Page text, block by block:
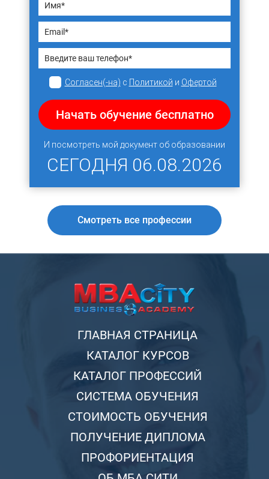
Согласен(-на) с Политикой и Офертой
Начать обучение бесплатно
И посмотреть мой документ об образовании
СЕГОДНЯ 06.08.2026
Смотреть все профессии
ГЛАВНАЯ СТРАНИЦА
КАТАЛОГ КУРСОВ
КАТАЛОГ ПРОФЕССИЙ
СИСТЕМА ОБУЧЕНИЯ
СТОИМОСТЬ ОБУЧЕНИЯ
ПОЛУЧЕНИЕ ДИПЛОМА
ПРОФОРИЕНТАЦИЯ